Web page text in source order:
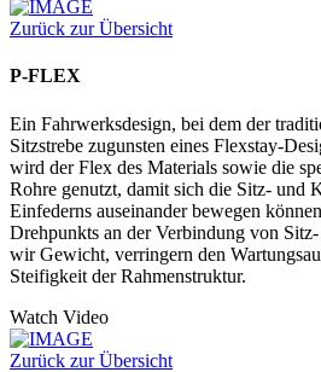
Zurück zur Übersicht
P-FLEX
Ein Fahrwerksdesign, bei dem der
Sitzstrebe zugunsten eines Flexstay-
wird der Flex des Materials sowie die
Rohre genutzt, damit sich die Sitz- und
Einfederns auseinander bewegen
Drehpunkts an der Verbindung von
wir Gewicht, verringern den
Steifigkeit der Rahmenstruktur.
Watch Video
Zurück zur Übersicht